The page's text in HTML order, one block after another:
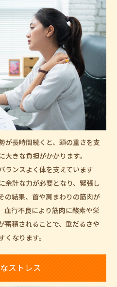
が長時間続くと、頭の重さを支
きな負担がかかります。
ランスよく体を支えています
余計な力が必要となり、緊張し
の結果、首や肩まわりの筋肉が
血行不良により筋肉に酸素や栄
蓄積されることで、重だるさや
なります。
ストレス